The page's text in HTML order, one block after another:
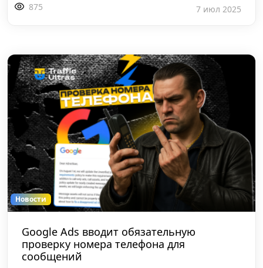
875 7 июл 2025
Новости
Google Ads вводит обязательную
проверку номера телефона для
сообщений